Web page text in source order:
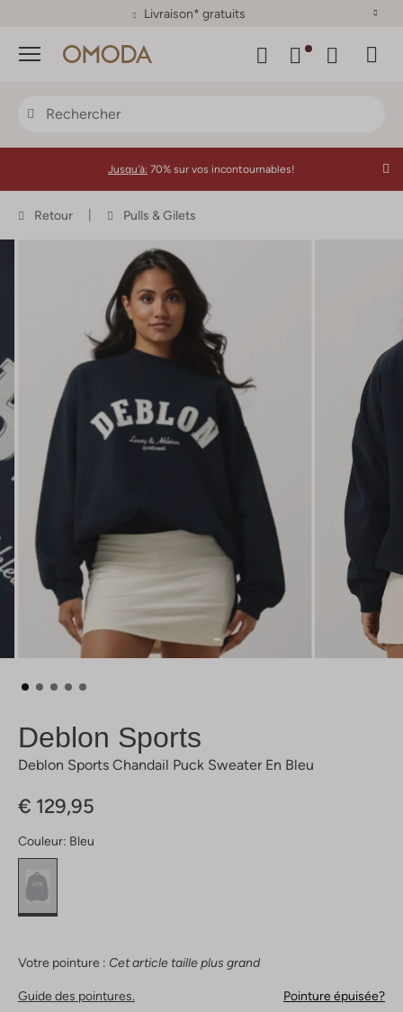
Plus de 500 marques
Menu
Jusqu'à: 70% sur vos incontournables!
Retour Pulls & Gilets
Deblon Sports
Deblon Sports Chandail Puck Sweater En Bleu
€ 129,95
Couleur: Bleu
Votre pointure : Cet article taille plus grand
Guide des pointures. Pointure épuisée?